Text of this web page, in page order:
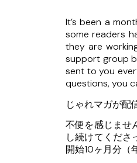
It’s been a
some readers
they are
support group
sent to you
questions, you
じゃれマガが配
不便を感じませ
し続けてくださ
開始10ヶ月分（